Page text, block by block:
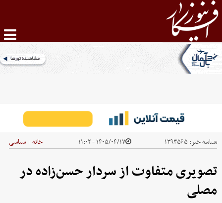
شناسه خبر: ۱۳۹۳۵۶۵ ۱۴۰۵/۰۴/۱۷ - ۱۱:۰۲ خانه | سیاسی
تصویری متفاوت از سردار حسن‌زاده در
مصلی